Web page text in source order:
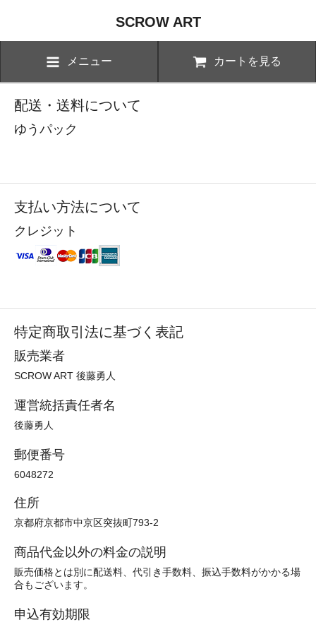
SCROW ART
メニュー カートを見る
配送・送料について
ゆうパック
支払い方法について
クレジット
特定商取引法に基づく表記
販売業者
SCROW ART 後藤勇人
運営統括責任者名
後藤勇人
郵便番号
6048272
住所
京都府京都市中京区突抜町793-2
商品代金以外の料金の説明
販売価格とは別に配送料、代引き手数料、振込手数料がかかる場
合もございます。
申込有効期限